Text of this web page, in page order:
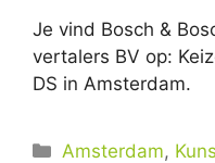
Je vind Bosch &
vertalers BV op:
DS in Amsterdam.
Categorieën
Amsterdam,